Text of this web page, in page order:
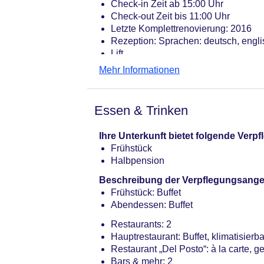
Check-in Zeit ab 15:00 Uhr
Check-out Zeit bis 11:00 Uhr
Letzte Komplettrenovierung: 2016
Rezeption: Sprachen: deutsch,
Lift
Pools: 1
Whirlpool: ohne Gebühr, Indoor, im
Internet: WLAN/WiFi, im gesamten
Zahlungsarten: TUI Card / VISA,
Haustier: Hund erlaubt: Barzahlung,
Katze erlaubt: Barzahlung, pro Tag
Parkmöglichkeiten: Parkplatz (nach
Tagungseinrichtungen:
Gebäudeanzahl: 1, Etagen: 4,
Mehr Informationen
Essen & Trinken
Ihre Unterkunft bietet folgende
Frühstück
Halbpension
Beschreibung der
Frühstück: Buffet
Abendessen: Buffet
Restaurants: 2
Hauptrestaurant: Buffet,
Restaurant „Del Posto“: à la carte,
Bars & mehr: 2